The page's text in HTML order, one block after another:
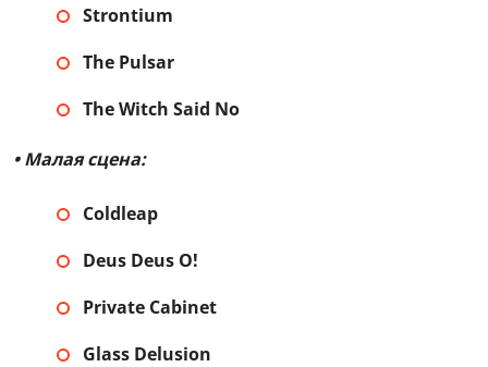
Strontium
The Pulsar
The Witch Said No
• Малая сцена:
Coldleap
Deus Deus O!
Private Cabinet
Glass Delusion